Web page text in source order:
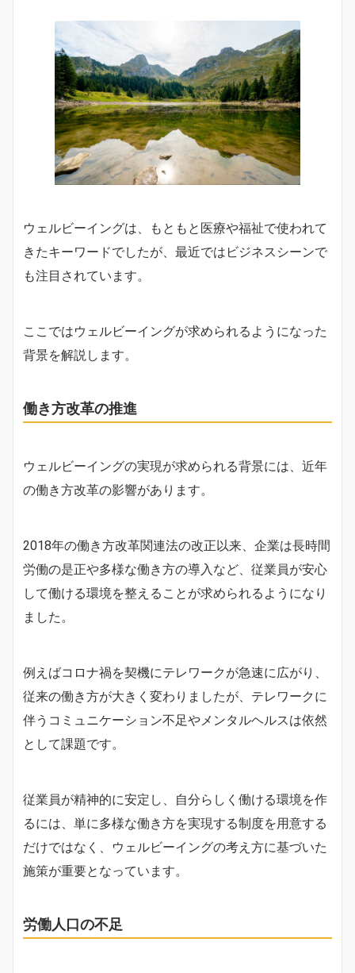
ウェルビーイングは、もともと医療や福祉で使われて
きたキーワードでしたが、最近ではビジネスシーンで
も注目されています。
ここではウェルビーイングが求められるようになった
背景を解説します。
働き方改革の推進
ウェルビーイングの実現が求められる背景には、近年
の働き方改革の影響があります。
2018年の働き方改革関連法の改正以来、企業は長時間
労働の是正や多様な働き方の導入など、従業員が安心
して働ける環境を整えることが求められるようになり
ました。
例えばコロナ禍を契機にテレワークが急速に広がり、
従来の働き方が大きく変わりましたが、テレワークに
伴うコミュニケーション不足やメンタルヘルスは依然
として課題です。
従業員が精神的に安定し、自分らしく働ける環境を作
るには、単に多様な働き方を実現する制度を用意する
だけではなく、ウェルビーイングの考え方に基づいた
施策が重要となっています。
労働人口の不足